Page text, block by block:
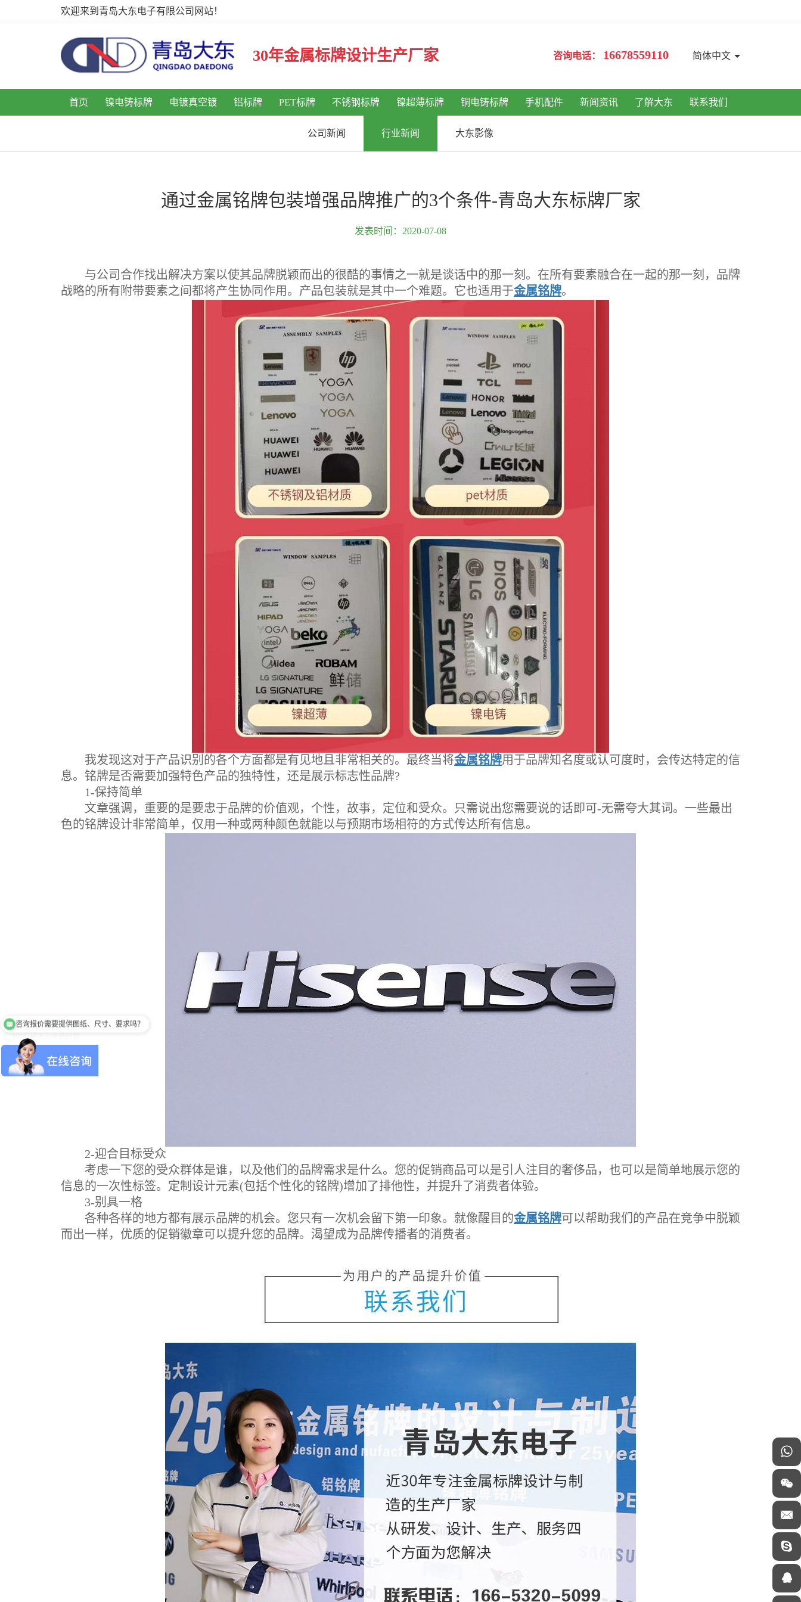
欢迎来到青岛大东电子有限公司网站！
简体中文
咨询电话： 16678559110
30年金属标牌设计生产厂家
首页 镍电铸标牌 电镀真空镀 铝标牌 PET标牌 不锈钢标牌 镍超薄标牌 铜电铸标牌 手机配件 新闻资讯 了解大东 联系我们
公司新闻 行业新闻 大东影像
通过金属铭牌包装增强品牌推广的3个条件-青岛大东标牌厂家
发表时间：2020-07-08
与公司合作找出解决方案以使其品牌脱颖而出的很酷的事情之一就是谈话中的那一刻。在所有要素融合在一起的那一刻，品牌
战略的所有附带要素之间都将产生协同作用。产品包装就是其中一个难题。它也适用于金属铭牌。
我发现这对于产品识别的各个方面都是有见地且非常相关的。最终当将金属铭牌用于品牌知名度或认可度时，会传达特定的信
息。铭牌是否需要加强特色产品的独特性，还是展示标志性品牌?
1-保持简单
文章强调，重要的是要忠于品牌的价值观，个性，故事，定位和受众。只需说出您需要说的话即可-无需夸大其词。一些最出
色的铭牌设计非常简单，仅用一种或两种颜色就能以与预期市场相符的方式传达所有信息。
2-迎合目标受众
考虑一下您的受众群体是谁，以及他们的品牌需求是什么。您的促销商品可以是引人注目的奢侈品，也可以是简单地展示您的
信息的一次性标签。定制设计元素(包括个性化的铭牌)增加了排他性，并提升了消费者体验。
3-别具一格
各种各样的地方都有展示品牌的机会。您只有一次机会留下第一印象。就像醒目的金属铭牌可以帮助我们的产品在竞争中脱颖
而出一样，优质的促销徽章可以提升您的品牌。渴望成为品牌传播者的消费者。
你们是怎么收费的呢